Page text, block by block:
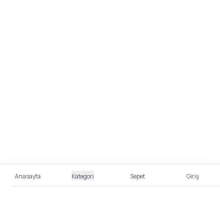
Anasayfa Kategori Sepet Giriş